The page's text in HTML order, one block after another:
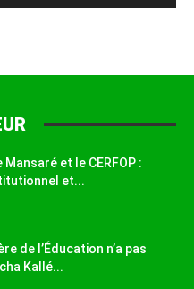
et le CERFOP :
et...
de l’Éducation n’a pas
Kallé...